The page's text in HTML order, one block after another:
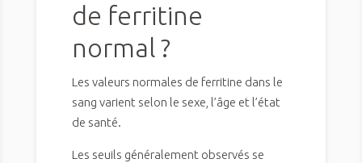
de ferritine
normal ?
Les valeurs normales de ferritine dans le
sang varient selon le sexe, l’âge et l’état
de santé.
Les seuils généralement observés se